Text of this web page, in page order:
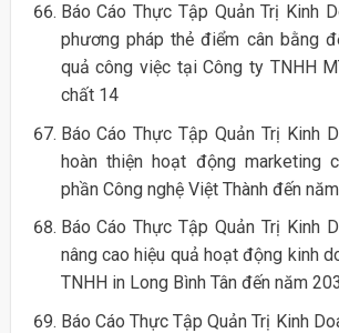
Báo Cáo Thực Tập Quản Trị Kinh
phương pháp thẻ điểm cân bằng
quả công việc tại Công ty TNHH
chất 14
Báo Cáo Thực Tập Quản Trị Kinh
hoàn thiện hoạt động marketing
phần Công nghệ Việt Thành đến
Báo Cáo Thực Tập Quản Trị Kinh
nâng cao hiệu quả hoạt động kinh
TNHH in Long Bình Tân đến năm
Báo Cáo Thực Tập Quản Trị Kinh